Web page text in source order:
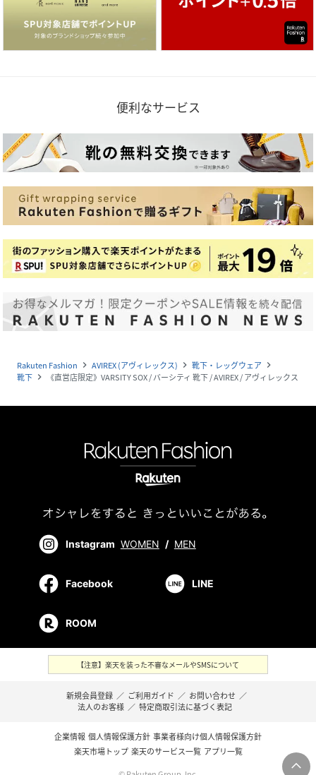
便利なサービス
Rakuten Fashion navigate_next AVIREX (アヴィレックス) navigate_next 靴下・レッグウェア navigate_next
靴下 navigate_next 《直営店限定》VARSITY SOX / バーシティ 靴下 / AVIREX / アヴィレックス
Instagram WOMEN / MEN
Facebook LINE
ROOM
【注意】楽天を装った不審なメールやSMSについて
新規会員登録 ／ ご利用ガイド ／ お問い合わせ ／
法人のお客様 ／ 特定商取引法に基づく表記
企業情報 個人情報保護方針 事業者様向け個人情報保護方針
楽天市場トップ 楽天のサービス一覧 アプリ一覧